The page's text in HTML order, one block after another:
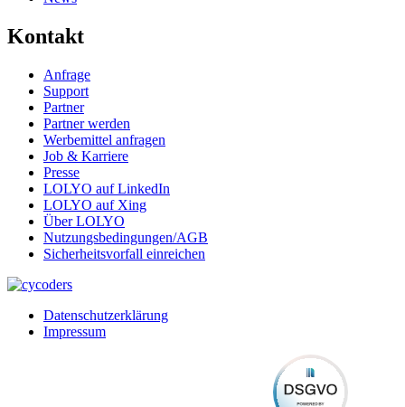
Kontakt
Anfrage
Support
Partner
Partner werden
Werbemittel anfragen
Job & Karriere
Presse
LOLYO auf LinkedIn
LOLYO auf Xing
Über LOLYO
Nutzungsbedingungen/AGB
Sicherheitsvorfall einreichen
Datenschutzerklärung
Impressum